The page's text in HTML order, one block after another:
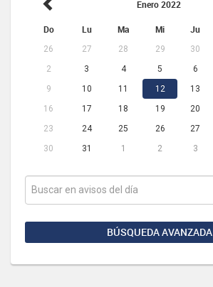
Enero 2022
Do Lu Ma Mi Ju
26 27 28 29 30
2
3 4 5 6
9
10 11 12 13
16
17 18 19 20
23
24 25 26 27
30
31 1 2 3
BÚSQUEDA AVANZADA